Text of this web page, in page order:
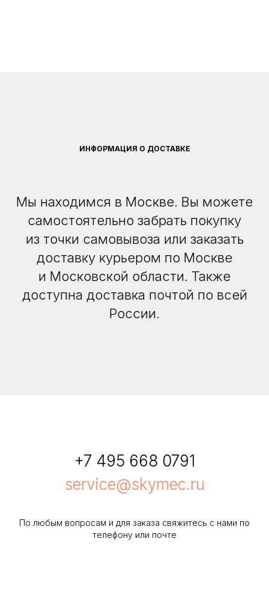
ИНФОРМАЦИЯ О ДОСТАВКЕ
Мы находимся в Москве. Вы можете
самостоятельно забрать покупку
из точки самовывоза или заказать
доставку курьером по Москве
и Московской области. Также
доступна доставка почтой по всей
России.
+7 495 668 0791
service@skymec.ru
По любым вопросам и для заказа свяжитесь с нами по
телефону или почте